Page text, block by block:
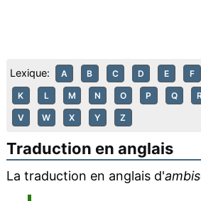
Lexique: A B C D E F
K L M N O P Q
V W X Y Z
Traduction en anglais
La traduction en anglais d'